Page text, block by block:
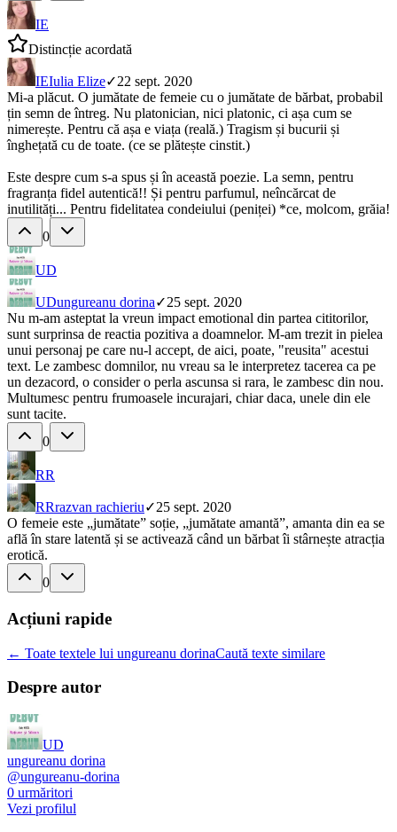
IE
Distincție acordată
IEIulia Elize✓22 sept. 2020
Mi-a plăcut. O jumătate de femeie cu o jumătate de bărbat, probabil
țin semn de întreg. Nu platonician, nici platonic, ci așa cum se
nimerește. Pentru că așa e viața (reală.) Tragism și bucurii și
înghețată cu de toate. (ce se plătește cinstit.)
Este despre cum s-a spus și în această poezie. La semn, pentru
fragranța fidel autentică!! Și pentru parfumul, neîncărcat de
inutilități... Pentru fidelitatea condeiului (peniței) *ce, molcom, grăia!
0
UD
UDungureanu dorina✓25 sept. 2020
Nu m-am asteptat la vreun impact emotional din partea cititorilor,
sunt surprinsa de reactia pozitiva a doamnelor. M-am trezit in pielea
unui personaj pe care nu-l accept, de aici, poate, "reusita" acestui
text. Le zambesc domnilor, nu vreau sa le interpretez tacerea ca pe
un dezacord, o consider o perla ascunsa si rara, le zambesc din nou.
Multumesc pentru frumoasele incurajari, chiar daca, unele din ele
sunt tacite.
0
RR
RRrazvan rachieriu✓25 sept. 2020
O femeie este „jumătate” soție, „jumătate amantă”, amanta din ea se
află în stare latentă și se activează când un bărbat îi stârnește atracția
erotică.
0
Acțiuni rapide
← Toate textele lui ungureanu dorinaCaută texte similare
Despre autor
UD
ungureanu dorina
@ungureanu-dorina
0 urmăritori
Vezi profilul